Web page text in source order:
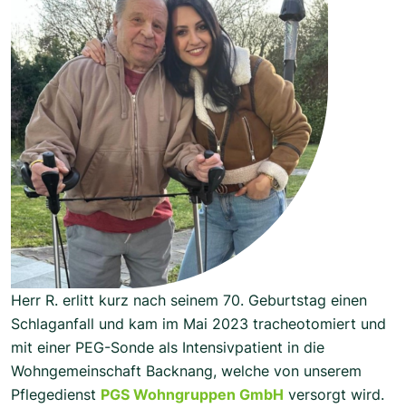
Herr R. erlitt kurz nach seinem 70. Geburtstag einen
Schlaganfall und kam im Mai 2023 tracheotomiert und
mit einer PEG-Sonde als Intensivpatient in die
Wohngemeinschaft Backnang, welche von unserem
Pflegedienst PGS Wohngruppen GmbH versorgt wird.